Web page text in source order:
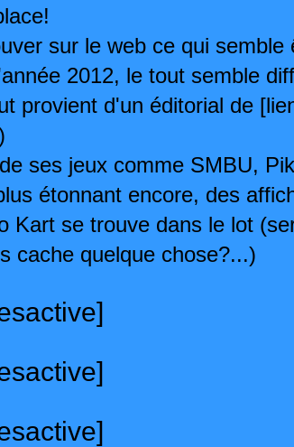
sur le web ce qui semble
2012, le tout semble
provient d'un éditorial de
ses jeux comme SMBU,
étonnant encore, des
Kart se trouve dans le lot
cache quelque chose?...)